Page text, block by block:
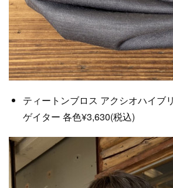
ティートンブロス アクシオハイブ
ゲイター 各色¥3,630(税込)